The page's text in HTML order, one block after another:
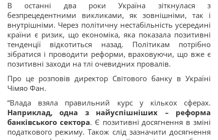
В останні два роки Україна зіткнулася з
безпрецедентними викликами, як зовнішніми, так і
внутрішніми. Через політичну нестабільність усередині
країни є ризик, що економіка, яка показала позитивні
тенденції відкотиться назад. Політикам потрібно
зібратися і проводити реформи, враховуючи, що вже є
позитивні заходи на тлі очевидних провалів.
Про це розповів директор Світового банку в Україні
Чімяо Фан.
“Влада взяла правильний курс у кількох сферах.
Наприклад, одна з найуспішніших – реформа
банківського сектора. Є позитивні досягнення в зміні
податкового режиму. Також слід зазначити досягнення